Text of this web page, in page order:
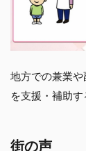
地方での兼業
を支援・補助す
街の声